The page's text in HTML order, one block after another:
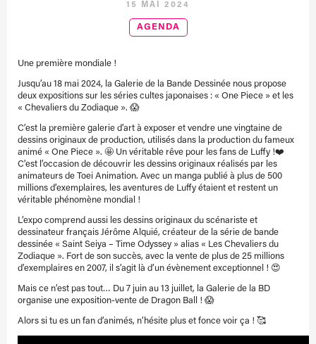
15 MAI 2024
AGENDA
Une première mondiale !
Jusqu’au 18 mai 2024, la Galerie de la Bande Dessinée nous propose
deux expositions sur les séries cultes japonaises : « One Piece » et les
« Chevaliers du Zodiaque ». 😱
C’est la première galerie d’art à exposer et vendre une vingtaine de
dessins originaux de production, utilisés dans la production du fameux
animé « One Piece ». 🤩 Un véritable rêve pour les fans de Luffy !❤️
C’est l’occasion de découvrir les dessins originaux réalisés par les
animateurs de Toei Animation. Avec un manga publié à plus de 500
millions d’exemplaires, les aventures de Luffy étaient et restent un
véritable phénomène mondial !
L’expo comprend aussi les dessins originaux du scénariste et
dessinateur français Jérôme Alquié, créateur de la série de bande
dessinée « Saint Seiya – Time Odyssey » alias « Les Chevaliers du
Zodiaque ». Fort de son succès, avec la vente de plus de 25 millions
d’exemplaires en 2007, il s’agit là d’un évènement exceptionnel ! 😍
Mais ce n’est pas tout… Du 7 juin au 13 juillet, la Galerie de la BD
organise une exposition-vente de Dragon Ball ! 😱
Alors si tu es un fan d’animés, n’hésite plus et fonce voir ça ! 🥰